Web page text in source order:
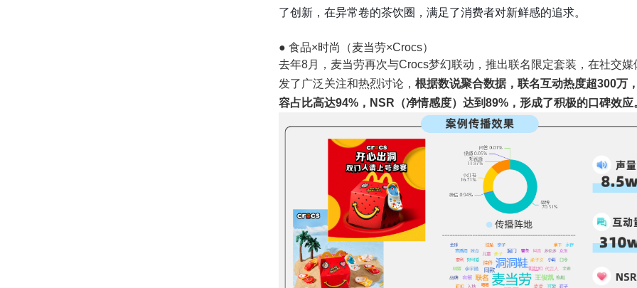
了创新，在异常卷的茶饮圈，满足了消费者对新鲜感的追求。
● 食品×时尚（麦当劳×Crocs）
去年8月，麦当劳再次与Crocs梦幻联动，推出联名限定套装，在社交媒
发了广泛关注和热烈讨论， 根据数说聚合数据，联名互动热度超300万
容占比高达94%，NSR（净情感度）达到89%，形成了积极的口碑效应